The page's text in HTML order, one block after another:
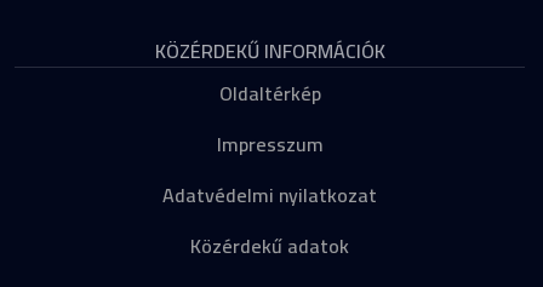
KÖZÉRDEKŰ INFORMÁCIÓK
Oldaltérkép
Impresszum
Adatvédelmi nyilatkozat
Közérdekű adatok